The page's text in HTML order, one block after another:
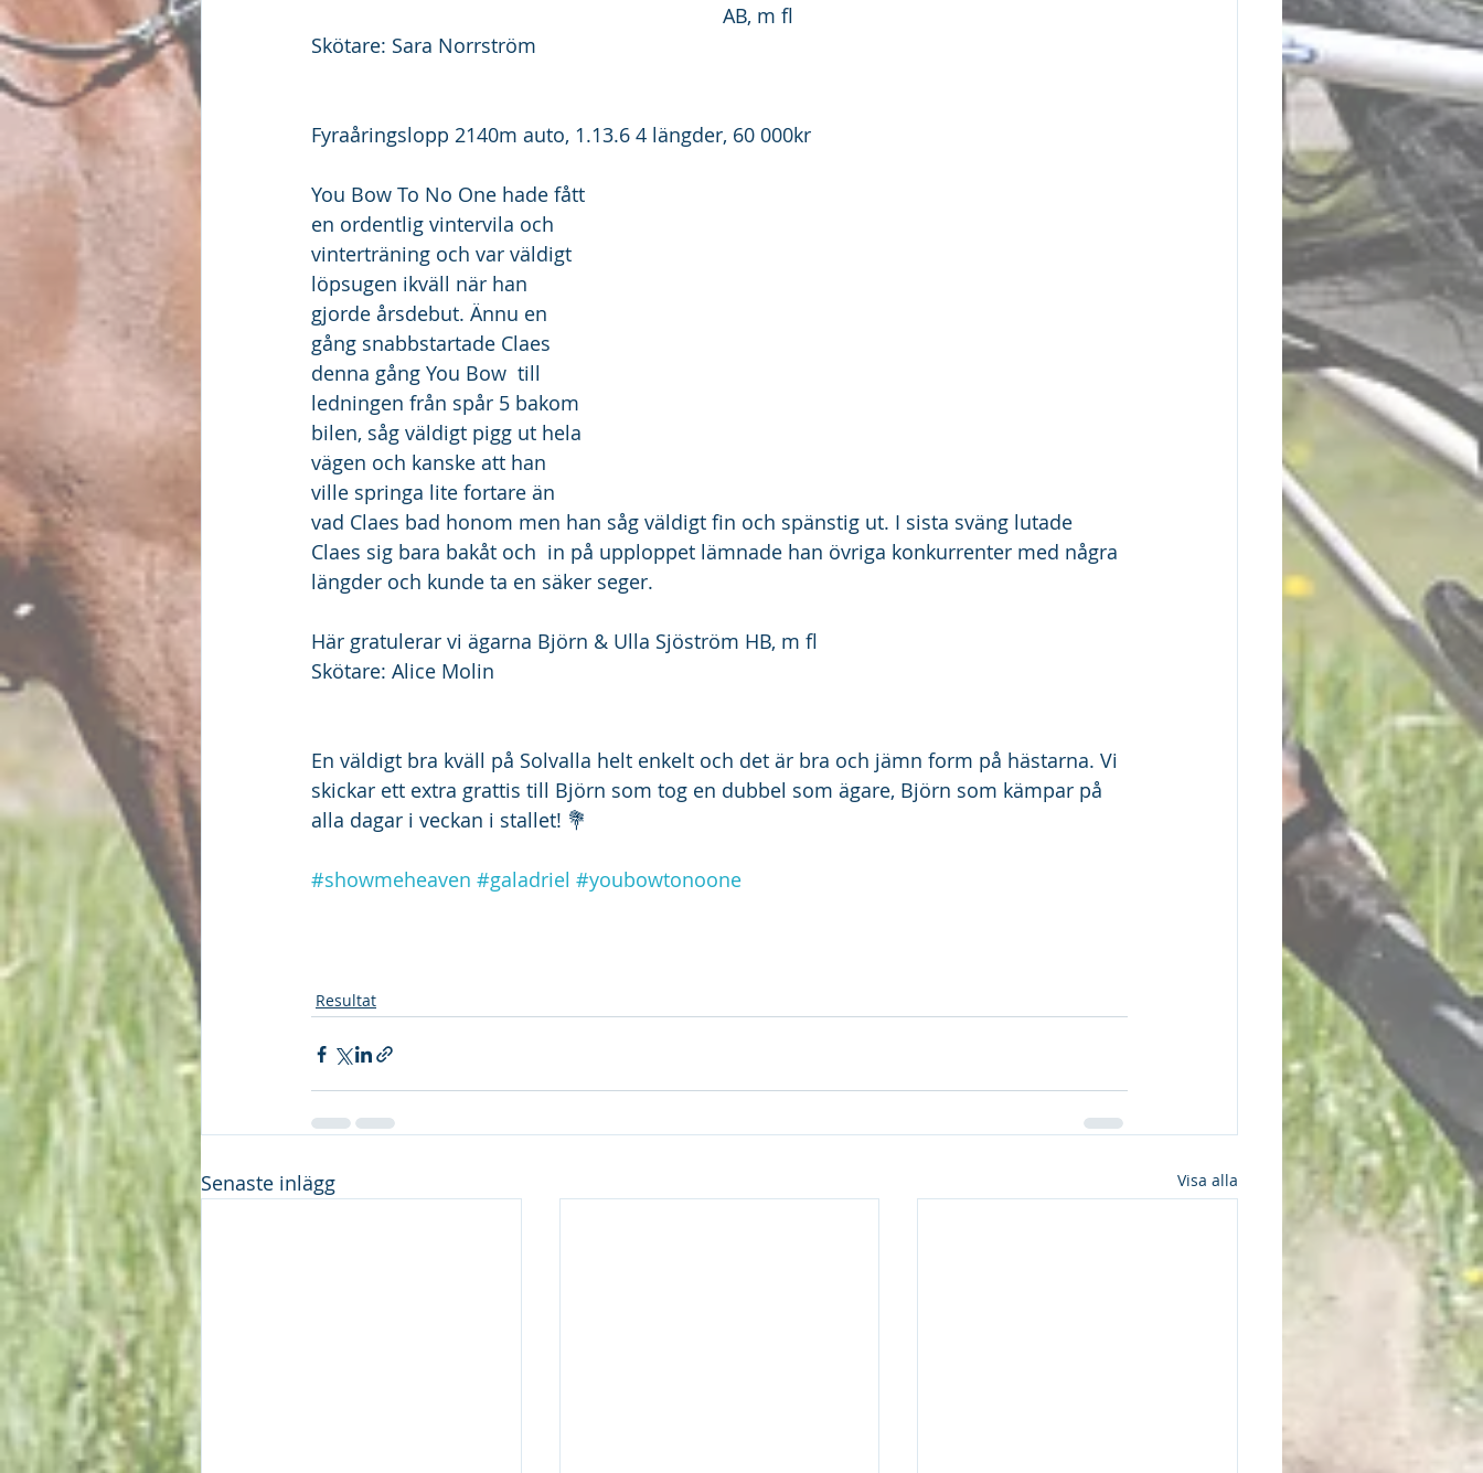
AB, m fl
Skötare: Sara Norrström
Fyraåringslopp 2140m auto, 1.13.6 4 längder, 60 000kr
You Bow To No One hade fått
en ordentlig vintervila och
vinterträning och var väldigt
löpsugen ikväll när han
gjorde årsdebut. Ännu en
gång snabbstartade Claes
denna gång You Bow  till
ledningen från spår 5 bakom
bilen, såg väldigt pigg ut hela
vägen och kanske att han
ville springa lite fortare än
vad Claes bad honom men han såg väldigt fin och spänstig ut. I sista sväng lutade
Claes sig bara bakåt och  in på upploppet lämnade han övriga konkurrenter med några
längder och kunde ta en säker seger.
Här gratulerar vi ägarna Björn & Ulla Sjöström HB, m fl
Skötare: Alice Molin
En väldigt bra kväll på Solvalla helt enkelt och det är bra och jämn form på hästarna. Vi
skickar ett extra grattis till Björn som tog en dubbel som ägare, Björn som kämpar på
alla dagar i veckan i stallet! 💐
#showmeheaven #galadriel #youbowtonoone
Resultat
Senaste inlägg Visa alla